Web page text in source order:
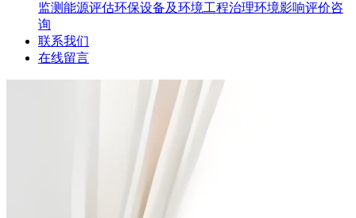
监测能源评估环保设备及环境工程治理环境影响评价咨
询
联系我们
在线留言